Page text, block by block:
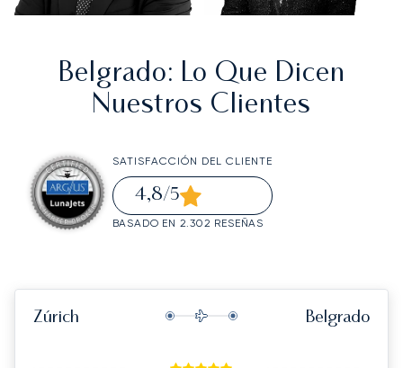
Belgrado: Lo Que Dicen
Nuestros Clientes
SATISFACCIÓN DEL CLIENTE
4,8/5
BASADO EN 2.302 RESEÑAS
Zúrich Belgrado